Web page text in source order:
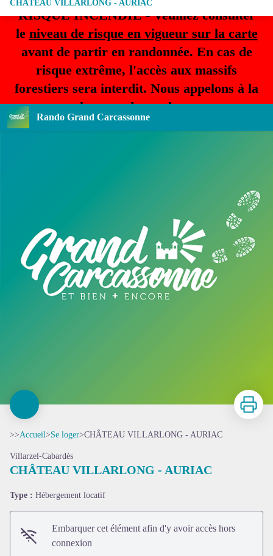
RISQUE INCENDIE - Veuillez consulter
le niveau de risque en vigueur sur la carte
avant de partir en randonnée. En cas de
risque extrême, l'accès aux massifs
forestiers sera interdit. Nous appelons à la
plus grande prudence.
Rando Grand Carcassonne
CHÂTEAU VILLARLONG - AURIAC
Imprimer
>>Accueil>Se loger>CHÂTEAU VILLARLONG - AURIAC
Villarzel-Cabardès
CHÂTEAU VILLARLONG - AURIAC
Type : Hébergement locatif
Embarquer cet élément afin d'y avoir accès hors
connexion